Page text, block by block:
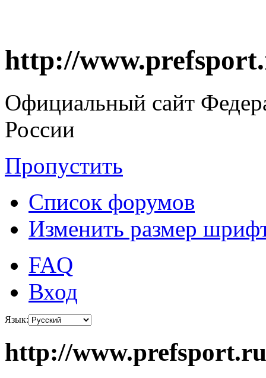
http://
Официальный сайт
России
Пропустить
Список форумов
Изменить размер
FAQ
Вход
Язык:
http://